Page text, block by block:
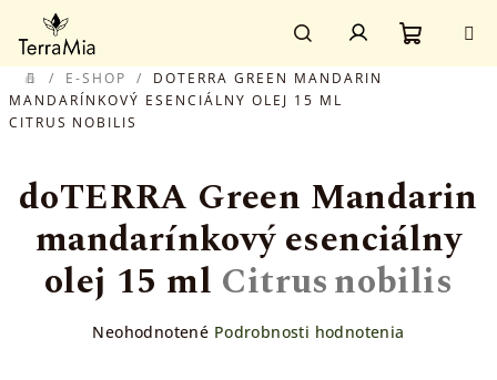
obsah
Hľadať
Prihlásenie
DOMOV
/ E-SHOP /
DOTERRA GREEN MANDARIN
MANDARÍNKOVÝ ESENCIÁLNY OLEJ 15 ML
CITRUS NOBILIS
doTERRA Green Mandarin
mandarínkový esenciálny
olej 15 ml Citrus nobilis
Priemerné
Neohodnotené Podrobnosti hodnotenia